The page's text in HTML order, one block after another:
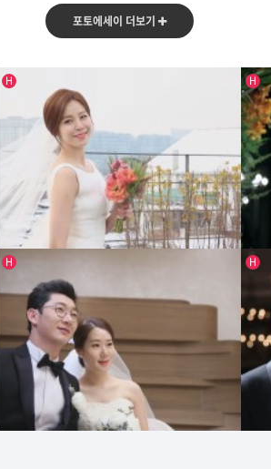
포토에세이 더보기
스타웨딩
H
인기글
이승현&맹준재커플
H
인기글
H
인기글
H
인기글